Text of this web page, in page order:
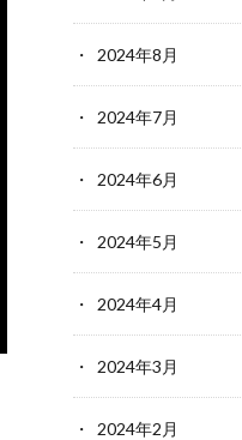
2024年8月
2024年7月
2024年6月
2024年5月
2024年4月
2024年3月
2024年2月